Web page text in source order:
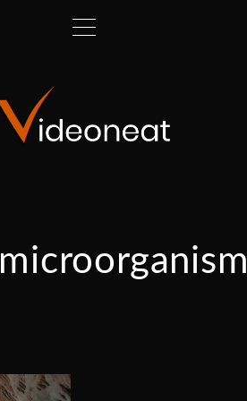
microorganism